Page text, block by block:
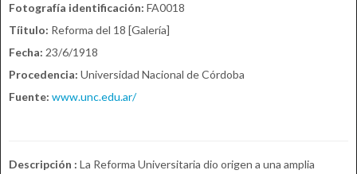
Fotografía identificación: FA0018
Tíitulo: Reforma del 18 [Galería]
Fecha: 23/6/1918
Procedencia: Universidad Nacional de Córdoba
Fuente:www.unc.edu.ar/
Descripción :La Reforma Universitaria dio origen a una amplia